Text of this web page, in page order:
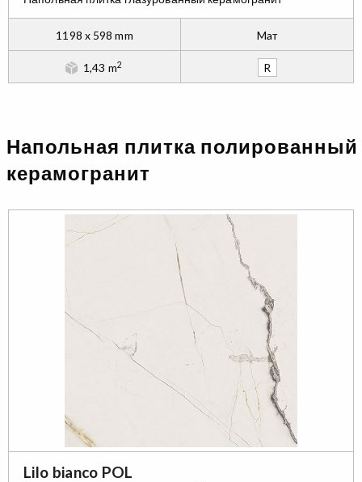
1198 x 598 mm Maт
1,43 m2 R
Напольная плитка полированный
керамогранит
Lilo bianco POL